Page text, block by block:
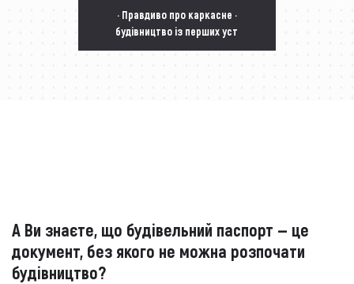
· Правдиво про каркасне ·
будівництво із перших уст
А Ви знаєте, що будівельний паспорт — це
документ, без якого не можна розпочати
будівництво?